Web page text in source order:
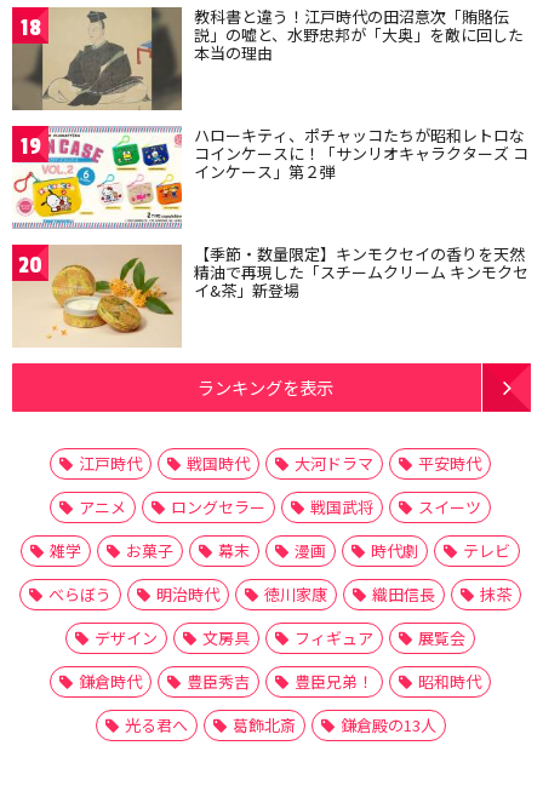
18 教科書と違う！江戸時代の田沼意次「賄賂伝
説」の嘘と、水野忠邦が「大奥」を敵に回した
本当の理由
19 ハローキティ、ポチャッコたちが昭和レトロな
コインケースに！「サンリオキャラクターズ コ
インケース」第２弾
20 【季節・数量限定】キンモクセイの香りを天然
精油で再現した「スチームクリーム キンモクセ
イ&茶」新登場
ランキングを表示
江戸時代 戦国時代 大河ドラマ
平安時代
アニメ
ロングセラー 戦国武将
スイーツ
雑学
お菓子 幕末 漫画 時代劇
テレビ
べらぼう
明治時代 徳川家康 織田信長
抹茶
デザイン
文房具 フィギュア
展覧会
鎌倉時代
豊臣秀吉 豊臣兄弟！
昭和時代
光る君へ
葛飾北斎 鎌倉殿の13人